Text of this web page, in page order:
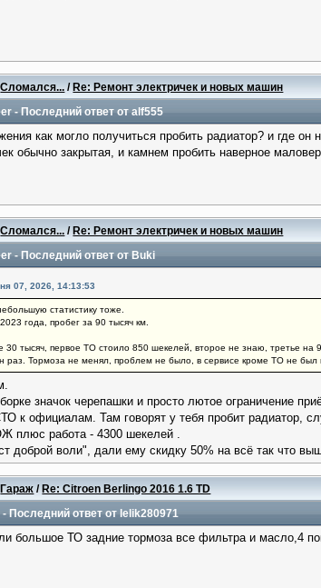
Сломался... /Re: Ремонт электричек и новых машин
- Последний ответ от alf555
как могло получиться пробить радиатор? и где он
обычно закрытая, и камнем пробить наверное
Сломался... /Re: Ремонт электричек и новых машин
- Последний ответ от Buki
07, 2026, 14:13:53
статистику тоже.
года, пробег за 90 тысяч км.
30 тысяч, первое ТО стоило 850 шекелей, второе не знаю, третье
Тормоза не менял, проблем не было, в сервисе кроме ТО не был
значок черепашки и просто лютое ограничение
к официалам. Там говорят у тебя пробит радиатор,
плюс работа - 4300 шекелей .
доброй воли", дали ему скидку 50% на всё так что
Гараж /Re: Citroen Berlingo 2016 1.6 TD
- Последний ответ от lelik280971
большое ТО задние тормоза все фильтра и масло,4